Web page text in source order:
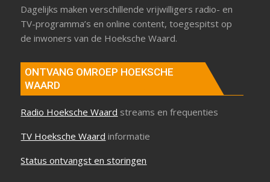
Dagelijks maken verschillende vrijwilligers radio- en
TV-programma’s en online content, toegespitst op
de inwoners van de Hoeksche Waard.
ONTVANG OMROEP HOEKSCHE
WAARD
Radio Hoeksche Waard streams en frequenties
TV Hoeksche Waard informatie
Status ontvangst en storingen